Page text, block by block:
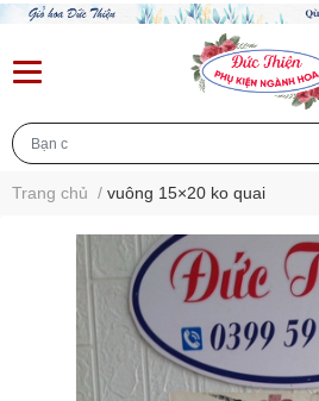
Trang chủ / vuông 15×20 ko quai